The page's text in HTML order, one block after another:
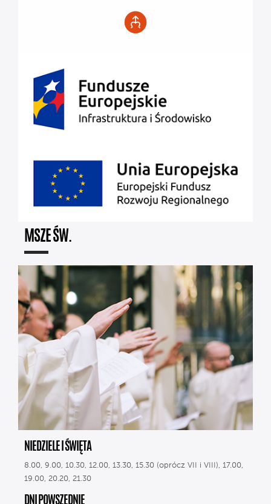
MSZE ŚW.
NIEDZIELE I ŚWIĘTA
8.00, 9.00, 10.30, 12.00, 13.30, 15.30 (oprócz VII i VIII), 17.00,
19.00, 20.20, 21.30
DNI POWSZEDNIE